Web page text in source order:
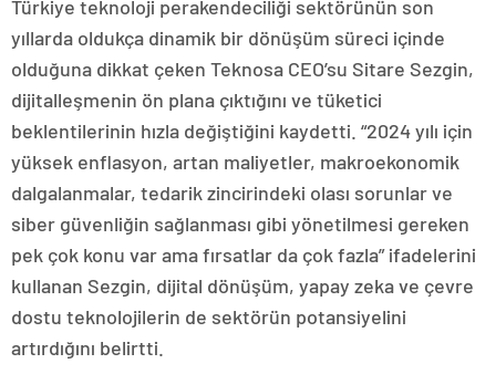
Türkiye teknoloji perakendeciliği sektörünün son
yıllarda oldukça dinamik bir dönüşüm süreci içinde
olduğuna dikkat çeken Teknosa CEO’su Sitare Sezgin,
dijitalleşmenin ön plana çıktığını ve tüketici
beklentilerinin hızla değiştiğini kaydetti. “2024 yılı için
yüksek enflasyon, artan maliyetler, makroekonomik
dalgalanmalar, tedarik zincirindeki olası sorunlar ve
siber güvenliğin sağlanması gibi yönetilmesi gereken
pek çok konu var ama fırsatlar da çok fazla” ifadelerini
kullanan Sezgin, dijital dönüşüm, yapay zeka ve çevre
dostu teknolojilerin de sektörün potansiyelini
artırdığını belirtti.